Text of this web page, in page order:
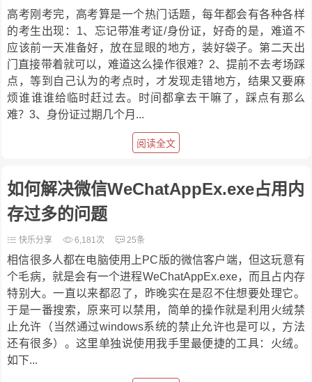
高考刚考完，高考算是一个热门话题，每年都会有各种各样
的考生出现：1、忘记带准考证/身份证，好奇的是，难道不
应该前一天准备好，放在显眼的地方，装好袋子。第二天出
门直接带着就可以，难道这么操作很难？2、提前不去考场踩
点，等到自己认为的考点时，才发现走错地方，结果又要麻
烦谁谁谁给临时赶过去。时间都拿去干嘛了，踩点有那么
难？3、身份证过期几个月...
阅读全文
如何解决微信WeChatAppEx.exe占用内
存过多的问题
快乐分享 6,181次 25条
相信很多人都在电脑使用上PC版的微信客户端，但这玩意有
个毛病，就是会有一个进程WeChatAppEx.exe，而且占内存
特别大。一直以来都忍了，昨晚实在是忍不住想要处理它。
于是一番搜索，原来可以禁用，简单的操作就是利用火绒禁
止允许（当然通过windows系统的禁止允许也是可以，方法
还有很多）。这里单独说使用我手里最便捷的工具：火绒。
如下...